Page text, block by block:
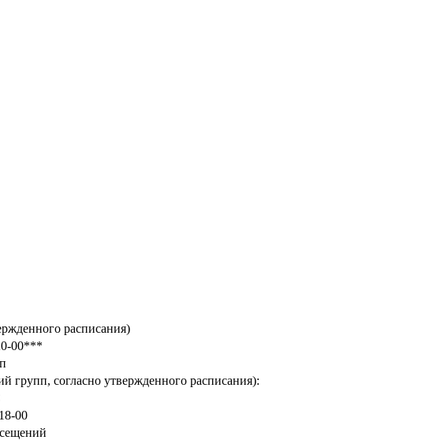
расписания)
00***
групп, согласно утвержденного расписания):
00